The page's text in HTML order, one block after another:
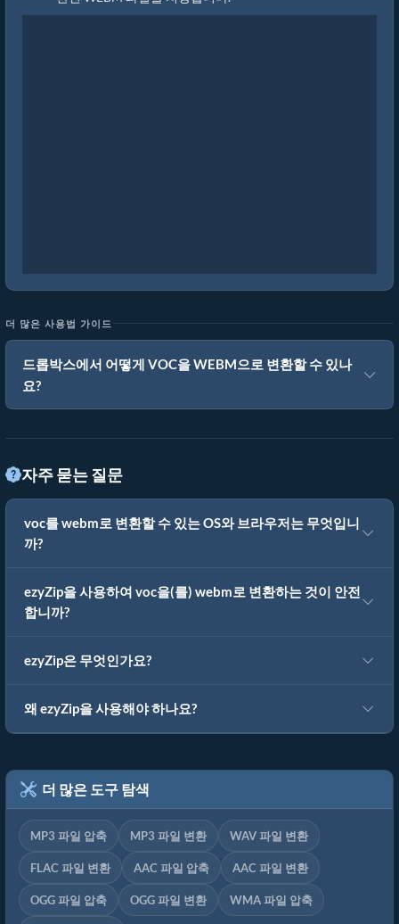
더 많은 사용법 가이드
드롭박스에서 어떻게 VOC을 WEBM으로 변환할 수 있나
요?
자주 묻는 질문
voc를 webm로 변환할 수 있는 OS와 브라우저는 무엇입니
까?
ezyZip을 사용하여 voc을(를) webm로 변환하는 것이 안전
합니까?
ezyZip은 무엇인가요?
왜 ezyZip을 사용해야 하나요?
더 많은 도구 탐색
MP3 파일 압축 MP3 파일 변환 WAV 파일 변환
FLAC 파일 변환 AAC 파일 압축 AAC 파일 변환
OGG 파일 압축 OGG 파일 변환 WMA 파일 압축